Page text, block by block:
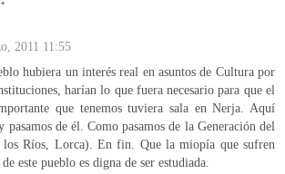
2011 11:55
hubiera un interés real en asuntos de Cultura por
harían lo que fuera necesario para que el
que tenemos tuviera sala en Nerja. Aquí
pasamos de él. Como pasamos de la Generación del
los Ríos, Lorca). En fin. Que la miopía que sufren
este pueblo es digna de ser estudiada.